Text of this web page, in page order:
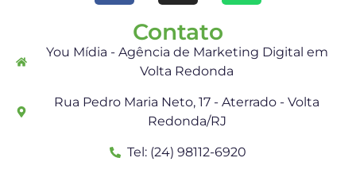
Contato
You Mídia - Agência de Marketing Digital em
Volta Redonda
Rua Pedro Maria Neto, 17 - Aterrado - Volta
Redonda/RJ
Tel: (24) 98112-6920